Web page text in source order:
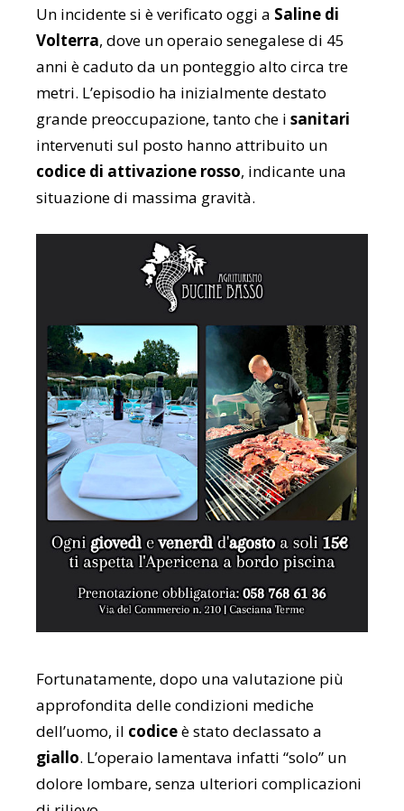
Un incidente si è verificato oggi a Saline di
Volterra, dove un operaio senegalese di 45
anni è caduto da un ponteggio alto circa tre
metri. L’episodio ha inizialmente destato
grande preoccupazione, tanto che i sanitari
intervenuti sul posto hanno attribuito un
codice di attivazione rosso, indicante una
situazione di massima gravità.
Fortunatamente, dopo una valutazione più
approfondita delle condizioni mediche
dell’uomo, il codiceè stato declassato a
giallo. L’operaio lamentava infatti “solo” un
dolore lombare, senza ulteriori complicazioni